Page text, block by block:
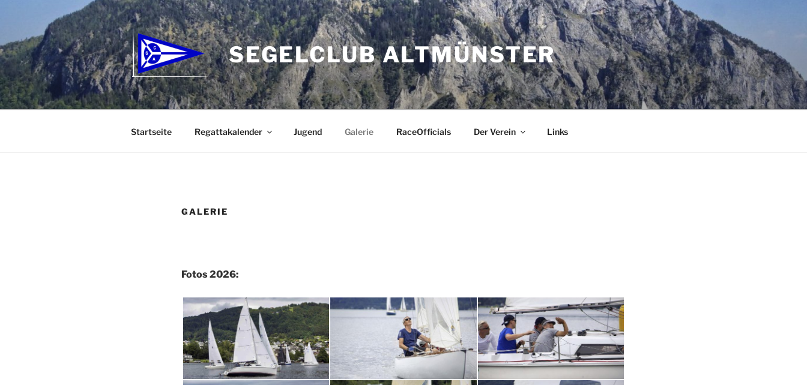
springen
SEGELCLUB ALTMÜNSTER
Startseite Regattakalender Jugend Galerie RaceOfficials Der Verein Links
GALERIE
Fotos 2026: